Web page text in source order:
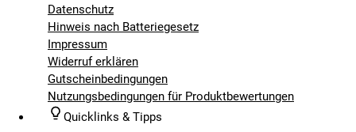
Datenschutz
Hinweis nach Batteriegesetz
Impressum
Widerruf erklären
Gutscheinbedingungen
Nutzungsbedingungen für Produktbewertungen
Quicklinks & Tipps